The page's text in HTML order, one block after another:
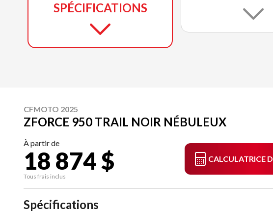
SPÉCIFICATIONS
CFMOTO 2025
ZFORCE 950 TRAIL NOIR NÉBULEUX
À partir de
18 874 $
Tous frais inclus
CALCULATRICE
Spécifications